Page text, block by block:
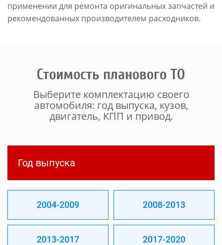
применении для ремонта оригинальных запчастей и
рекомендованных производителем расходников.
Стоимость планового ТО
Выберите комплектацию своего
автомобиля: год выпуска, кузов,
двигатель, КПП и привод.
Год выпуска
2004-2009 2008-2013
2013-2017 2017-2020